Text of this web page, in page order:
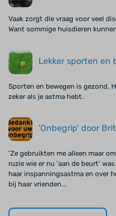
Vaak zorgt die vraag voor veel
Want sommige huisdieren
Lekker sporten en
Sporten en bewegen is gezond.
zeker als je astma hebt.
'Onbegrip' door
'Ze gebruikten me alleen maar
ruzie wie er nu 'aan de beurt'
haar inspanningsastma en over
bij haar vrienden...